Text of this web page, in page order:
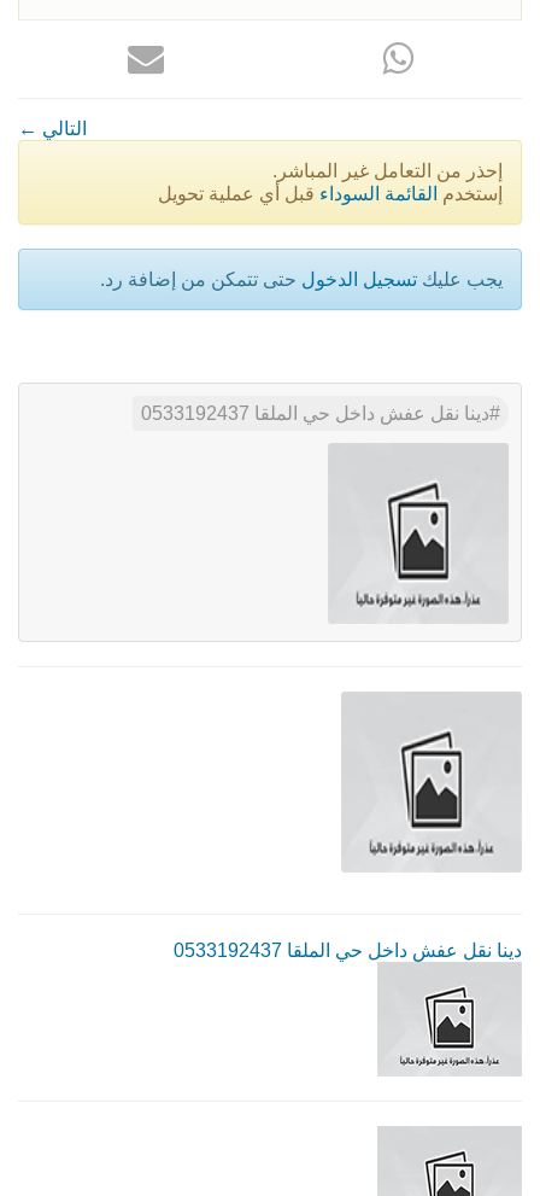
← التالي
إحذر من التعامل غير المباشر.
إستخدم القائمة السوداء قبل أي عملية تحويل
يجب عليك تسجيل الدخول حتى تتمكن من إضافة رد.
دينا نقل عفش داخل حي الملقا 0533192437
دينا نقل عفش داخل حي الملقا 0533192437